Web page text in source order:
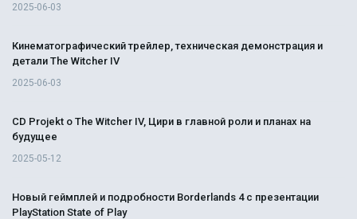
2025-06-03
Кинематографический трейлер, техническая демонстрация и
детали The Witcher IV
2025-06-03
CD Projekt о The Witcher IV, Цири в главной роли и планах на
будущее
2025-05-12
Новый геймплей и подробности Borderlands 4 с презентации
PlayStation State of Play